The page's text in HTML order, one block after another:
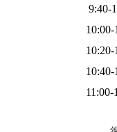
9:40-
10:00-
10:20-
10:40-
11:00-